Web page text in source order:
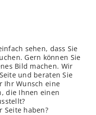
sehen, dass Sie
Gern können Sie
Bild machen. Wir
und beraten Sie
Ihr Wunsch eine
die Ihnen einen
Seite haben?